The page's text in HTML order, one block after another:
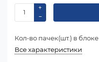
Кол-во пачек(шт.) в блоке
Все характеристики